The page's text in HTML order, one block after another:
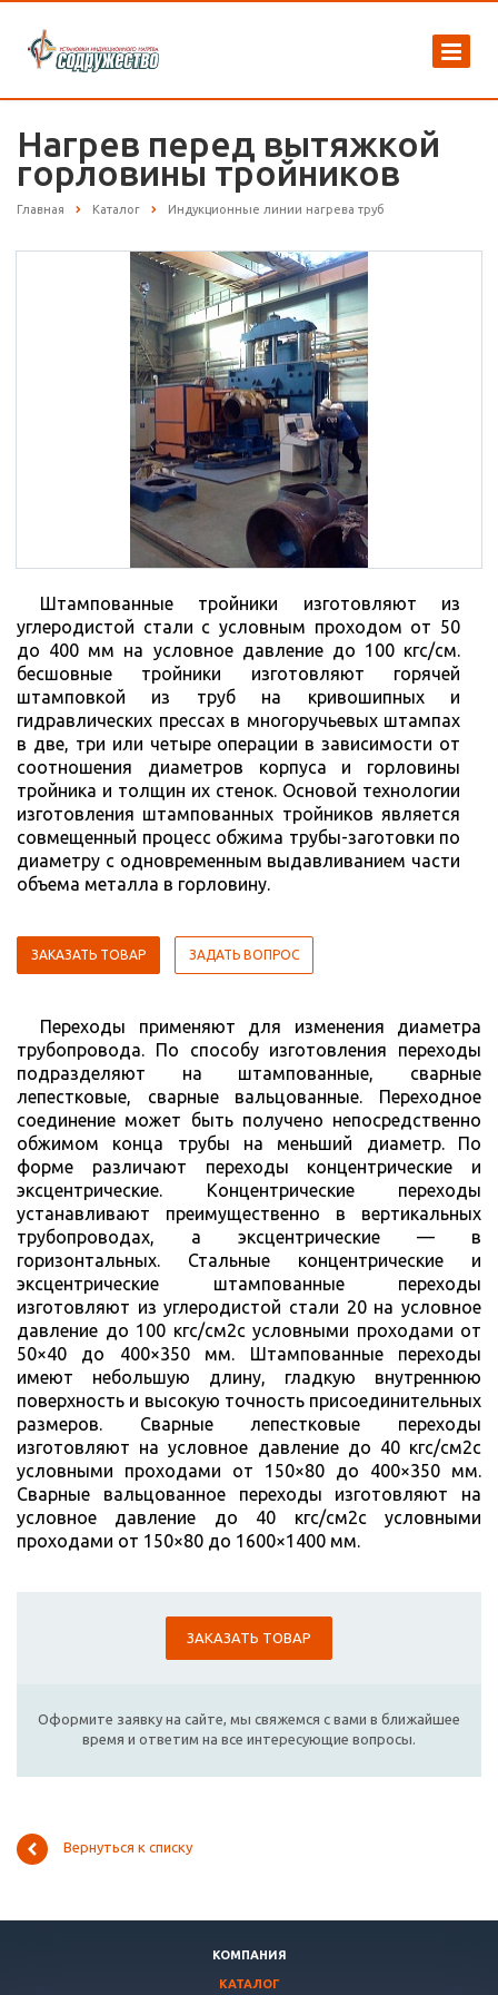
Нагрев перед вытяжкой
горловины тройников
Главная Каталог Индукционные линии нагрева труб
Штампованные тройники изготовляют из
углеродистой стали с условным проходом от 50
до 400 мм на условное давление до 100 кгс/см.
бесшовные тройники изготовляют горячей
штамповкой из труб на кривошипных и
гидравлических прессах в многоручьевых штампах
в две, три или четыре операции в зависимости от
соотношения диаметров корпуса и горловины
тройника и толщин их стенок. Основой технологии
изготовления штампованных тройников является
совмещенный процесс обжима трубы-заготовки по
диаметру с одновременным выдавливанием части
объема металла в горловину.
ЗАКАЗАТЬ ТОВАР ЗАДАТЬ ВОПРОС
Переходы применяют для изменения диаметра
трубопровода. По способу изготовления переходы
подразделяют на штампованные, сварные
лепестковые, сварные вальцованные. Переходное
соединение может быть получено непосредственно
обжимом конца трубы на меньший диаметр. По
форме различают переходы концентрические и
эксцентрические. Концентрические переходы
устанавливают преимущественно в вертикальных
трубопроводах, а эксцентрические — в
горизонтальных. Стальные концентрические и
эксцентрические штампованные переходы
изготовляют из углеродистой стали 20 на условное
давление до 100 кгс/см2с условными проходами от
50×40 до 400×350 мм. Штампованные переходы
имеют небольшую длину, гладкую внутреннюю
поверхность и высокую точность присоединительных
размеров. Сварные лепестковые переходы
изготовляют на условное давление до 40 кгс/см2с
условными проходами от 150×80 до 400×350 мм.
Сварные вальцованное переходы изготовляют на
условное давление до 40 кгс/см2с условными
проходами от 150×80 до 1600×1400 мм.
ЗАКАЗАТЬ ТОВАР
Оформите заявку на сайте, мы свяжемся с вами в ближайшее
время и ответим на все интересующие вопросы.
Вернуться к списку
КОМПАНИЯ
КАТАЛОГ